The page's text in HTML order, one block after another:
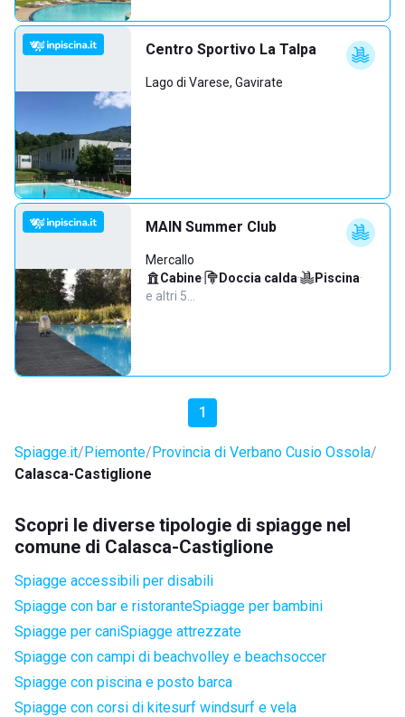
Centro Sportivo La Talpa
Lago di Varese, Gavirate
MAIN Summer Club
Mercallo
Cabine· Doccia calda· Piscina·
e altri 5…
1
Spiagge.it Piemonte Provincia di Verbano Cusio Ossola
Calasca-Castiglione
Scopri le diverse tipologie di spiagge nel
comune di Calasca-Castiglione
Spiagge accessibili per disabili
Spiagge con bar e ristoranteSpiagge per bambini
Spiagge per caniSpiagge attrezzate
Spiagge con campi di beachvolley e beachsoccer
Spiagge con piscina e posto barca
Spiagge con corsi di kitesurf windsurf e vela